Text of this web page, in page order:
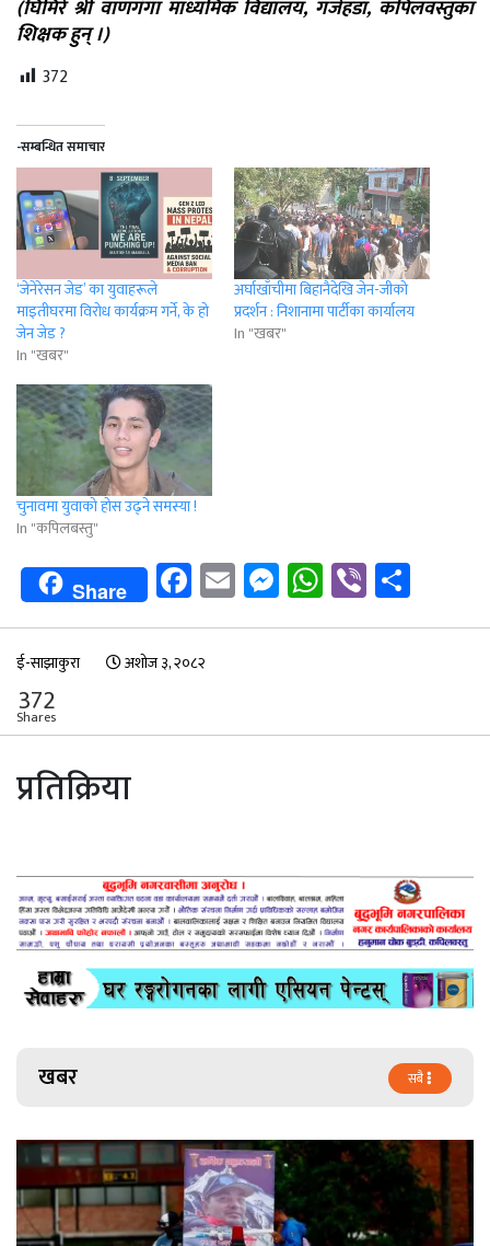
(घिमिरे श्री वाणगंगा माध्यमिक विद्यालय, गजेहडा, कपिलवस्तुका
शिक्षक हुन् ।)
372
-सम्बन्धित समाचार
‘जेनेरेसन जेड’ का युवाहरूले
माइतीघरमा विरोध कार्यक्रम गर्ने, के हो
जेन जेड ?
In "खबर"
अर्घाखाँचीमा बिहानैदेखि जेन-जीको
प्रदर्शन : निशानामा पार्टीका कार्यालय
In "खबर"
चुनावमा युवाको होस उढ्ने समस्या !
In "कपिलबस्तु"
Share Facebook
EmailMessenger
WhatsApp
Viber
ई-साझाकुरा अशोज ३, २०८२
372
Shares
प्रतिक्रिया
खबर सबै